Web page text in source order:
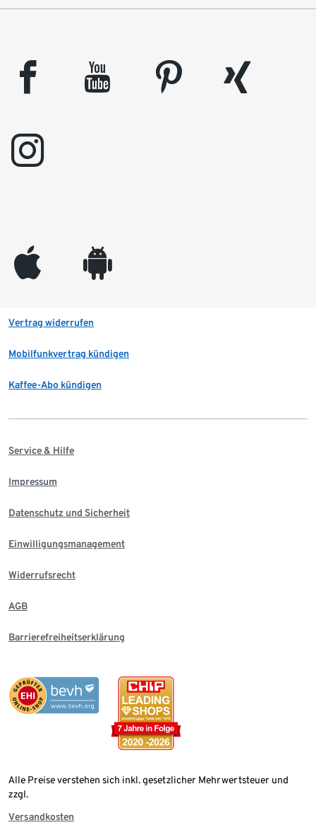
facebook youtube pinterest
xing
instagram
appleinc android
Vertrag widerrufen
Mobilfunkvertrag kündigen
Kaffee-Abo kündigen
Service & Hilfe
Impressum
Datenschutz und Sicherheit
Einwilligungsmanagement
Widerrufsrecht
AGB
Barrierefreiheitserklärung
Alle Preise verstehen sich inkl. gesetzlicher Mehrwertsteuer und
zzgl.
Versandkosten